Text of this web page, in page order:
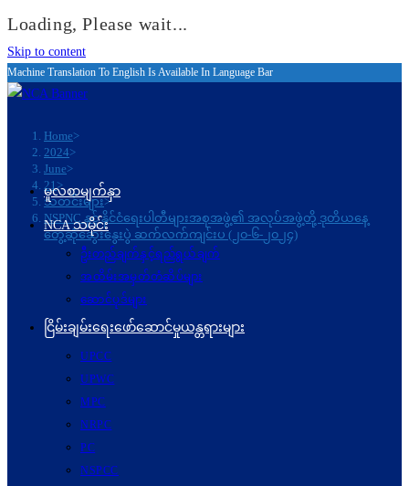
Loading, Please wait...
Skip to content
Machine Translation To English Is Available In Language Bar
Home>
2024>
June>
21>
သတင်းများ>
NSPNC နှင့် နိုင်ငံရေးပါတီများအစုအဖွဲ့၏ အလုပ်အဖွဲ့တို့ ဒုတိယနေ့
တွေ့ဆုံဆွေးနွေးပွဲ ဆက်လက်ကျင်းပ (၂၀-၆-၂၀၂၄)
မူလစာမျက်နှာ
NCA သမိုင်း
ဦးတည်ချက်နှင့်ရည်ရွယ်ချက်
အထိမ်းအမှတ်တံဆိပ်များ
ဆောင်ပုဒ်များ
ငြိမ်းချမ်းရေးဖော်‌ဆောင်မှုယန္တရားများ
UPCC
UPWC
MPC
NRPC
PC
NSPCC